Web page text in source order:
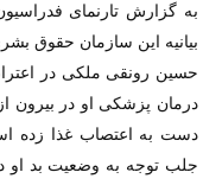
به گزارش تارنمای
بیانیه این سازمان حقوق
حسین رونقی ملکی در
دست به اعتصاب غذا زده